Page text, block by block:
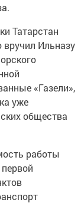
Татарстан
Ильназу
«Газели»,
уже
общества
работы